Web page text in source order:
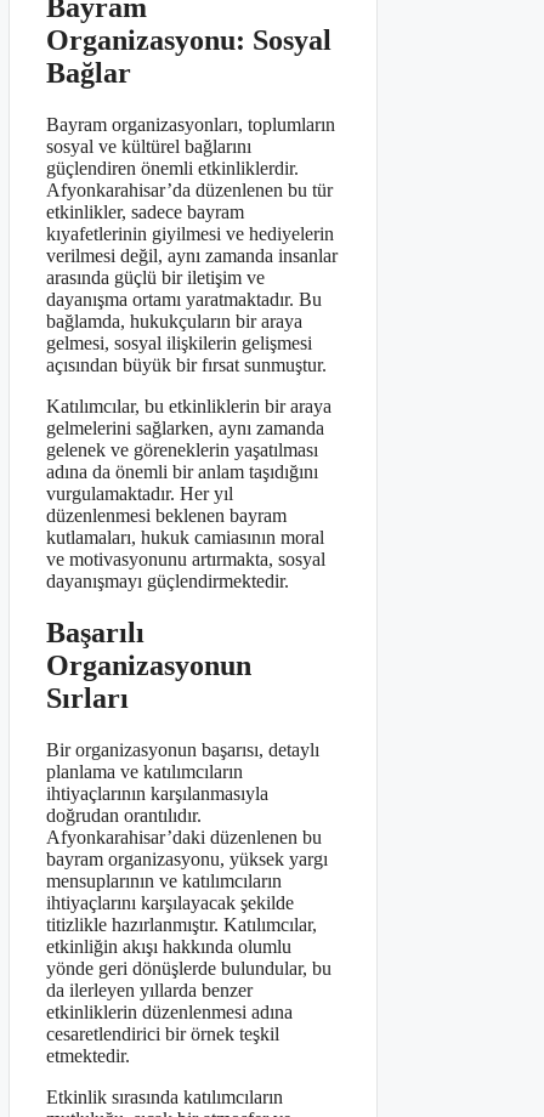
Bayram
Organizasyonu: Sosyal
Bağlar
Bayram organizasyonları, toplumların
sosyal ve kültürel bağlarını
güçlendiren önemli etkinliklerdir.
Afyonkarahisar’da düzenlenen bu tür
etkinlikler, sadece bayram
kıyafetlerinin giyilmesi ve hediyelerin
verilmesi değil, aynı zamanda insanlar
arasında güçlü bir iletişim ve
dayanışma ortamı yaratmaktadır. Bu
bağlamda, hukukçuların bir araya
gelmesi, sosyal ilişkilerin gelişmesi
açısından büyük bir fırsat sunmuştur.
Katılımcılar, bu etkinliklerin bir araya
gelmelerini sağlarken, aynı zamanda
gelenek ve göreneklerin yaşatılması
adına da önemli bir anlam taşıdığını
vurgulamaktadır. Her yıl
düzenlenmesi beklenen bayram
kutlamaları, hukuk camiasının moral
ve motivasyonunu artırmakta, sosyal
dayanışmayı güçlendirmektedir.
Başarılı
Organizasyonun
Sırları
Bir organizasyonun başarısı, detaylı
planlama ve katılımcıların
ihtiyaçlarının karşılanmasıyla
doğrudan orantılıdır.
Afyonkarahisar’daki düzenlenen bu
bayram organizasyonu, yüksek yargı
mensuplarının ve katılımcıların
ihtiyaçlarını karşılayacak şekilde
titizlikle hazırlanmıştır. Katılımcılar,
etkinliğin akışı hakkında olumlu
yönde geri dönüşlerde bulundular, bu
da ilerleyen yıllarda benzer
etkinliklerin düzenlenmesi adına
cesaretlendirici bir örnek teşkil
etmektedir.
Etkinlik sırasında katılımcıların